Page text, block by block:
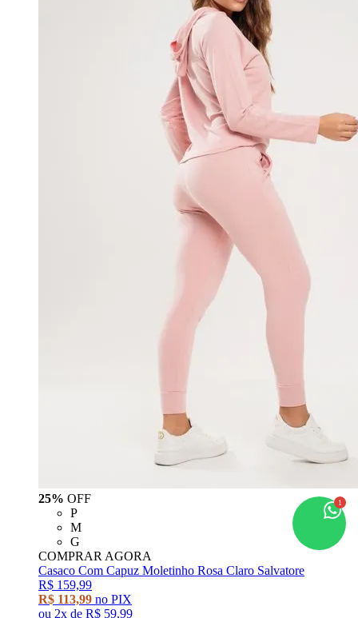
25% OFF
P
M
G
COMPRAR AGORA
Casaco Com Capuz Moletinho Rosa Claro Salvatore
R$ 159,99
R$ 113,99 no PIX
ou 2x de R$ 59,99